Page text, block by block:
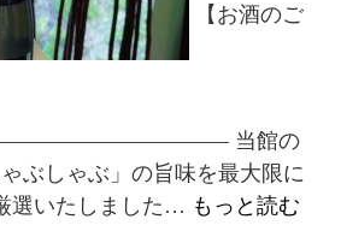
【お酒のご
当館の
ぶしゃぶ」の旨味を最大限に
選いたしました… もっと読む